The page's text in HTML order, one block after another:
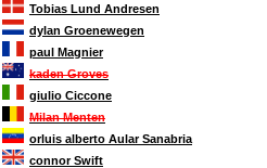
Tobias Lund Andresen
dylan Groenewegen
paul Magnier
kaden Groves
giulio Ciccone
Milan Menten
orluis alberto Aular Sanabria
connor Swift